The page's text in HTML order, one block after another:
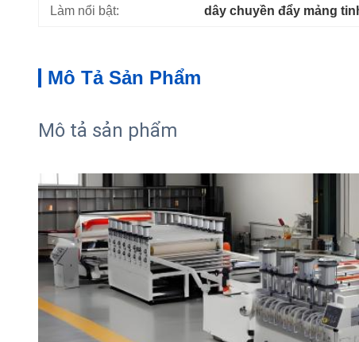
Làm nổi bật: dây chuyền đẩy mảng
Mô Tả Sản Phẩm
Mô tả sản phẩm